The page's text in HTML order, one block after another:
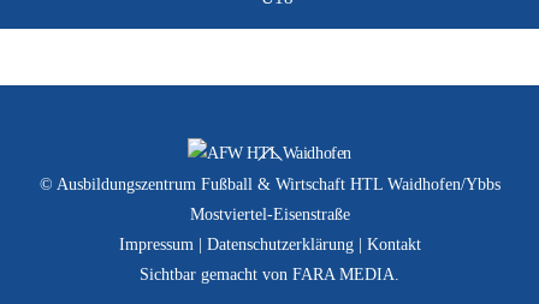
Back
To
Top
© Ausbildungszentrum Fußball & Wirtschaft HTL Waidhofen/Ybbs
Mostviertel-Eisenstraße
Impressum| Datenschutzerklärung| Kontakt
Sichtbar gemacht von FARA MEDIA.